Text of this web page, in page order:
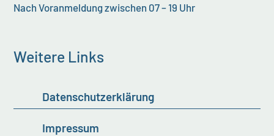
Nach Voranmeldung zwischen 07 – 19 Uhr
Weitere Links
Datenschutzerklärung
Impressum